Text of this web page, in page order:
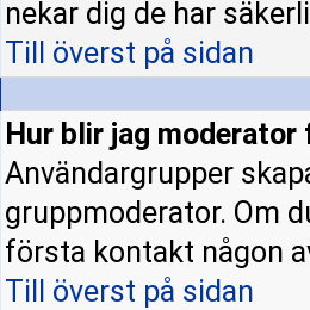
nekar dig de har
Till överst på sidan
Hur blir jag
Användargrupper
gruppmoderator. Om
första kontakt någon
Till överst på sidan